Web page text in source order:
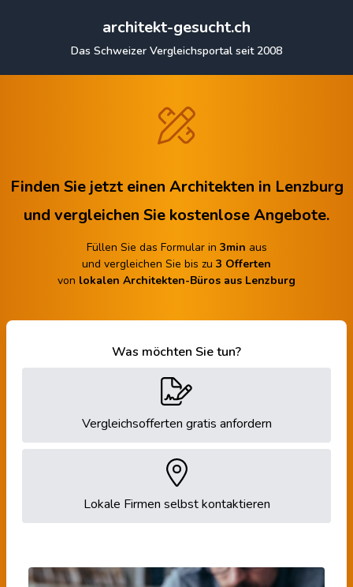
architekt-gesucht.ch
Das Schweizer Vergleichsportal seit 2008
Finden Sie jetzt einen Architekten in Lenzburg
und vergleichen Sie kostenlose Angebote.
Füllen Sie das Formular in 3min aus
und vergleichen Sie bis zu 3 Offerten
von lokalen Architekten-Büros aus Lenzburg
Was möchten Sie tun?
Vergleichsofferten gratis anfordern
Lokale Firmen selbst kontaktieren